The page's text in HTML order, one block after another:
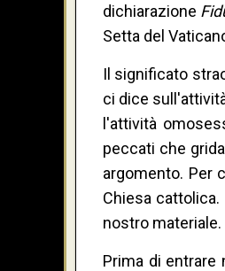
dichiarazione
Setta del
Il significato
ci dice
l'attività
peccati che
argomento. Per
Chiesa
nostro materiale.
Prima di